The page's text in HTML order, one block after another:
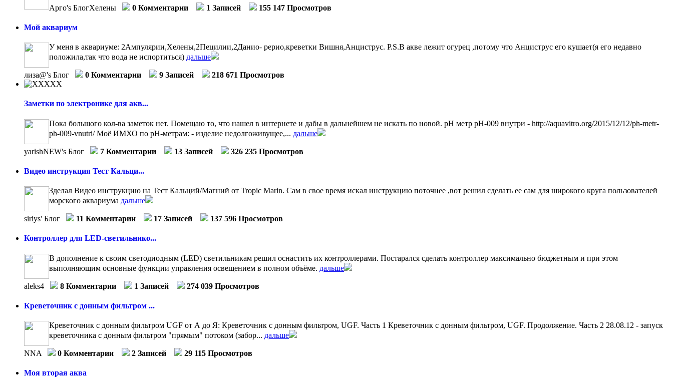
Арго's БлогХелены 0 Комментарии 1 Записей 155 147 Просмотров
Мой аквариум
У меня в аквариуме: 2Ампулярии,Хелены,2Пецилии,2Данио- рерио,креветки Вишня,Анциструс. P.S.В акве лежит огурец ,потому что Анциструс его кушает(я его недавно
положила,так что вода не испортиться) дальше
лиза@'s Блог 0 Комментарии 9 Записей 218 671 Просмотров
Заметки по электронике для акв...
Пока большого кол-ва заметок нет. Помещаю то, что нашел в интернете и дабы в дальнейшем не искать по новой. pH метр pH-009 внутри - http://aquavitro.org/2015/12/12/ph-metr-
ph-009-vnutri/ Моё ИМХО по рН-метрам: - изделие недолгоживущее,... дальше
yarishNEW's Блог 7 Комментарии 13 Записей 326 235 Просмотров
Видео инструкция Тест Кальци...
Зделал Видео инструкцию на Тест Кальций/Магний от Tropic Marin. Сам в свое время искал инструкцию поточнее ,вот решил сделать ее сам для широкого круга пользователей
морского аквариума дальше
siriys' Блог 11 Комментарии 17 Записей 137 596 Просмотров
Контроллер для LED-светильнико...
В дополнение к своим светодиодным (LED) светильникам решил оснастить их контроллерами. Постарался сделать контроллер максимально бюджетным и при этом
выполняющим основные функции управления освещением в полном объёме. дальше
aleks4 8 Комментарии 1 Записей 274 039 Просмотров
Креветочник с донным фильтром ...
Креветочник с донным фильтром UGF от А до Я: Креветочник с донным фильтром, UGF. Часть 1 Креветочник с донным фильтром, UGF. Продолжение. Часть 2 28.08.12 - запуск
креветочника с донным фильтром "прямым" потоком (забор... дальше
NNA 0 Комментарии 2 Записей 29 115 Просмотров
Моя вторая аква